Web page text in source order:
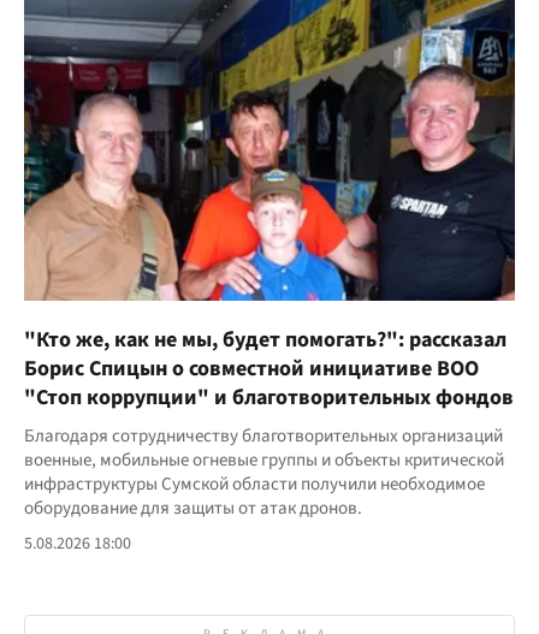
"Кто же, как не мы, будет помогать?": рассказал
Борис Спицын о совместной инициативе ВОО
"Стоп коррупции" и благотворительных фондов
Благодаря сотрудничеству благотворительных организаций
военные, мобильные огневые группы и объекты критической
инфраструктуры Сумской области получили необходимое
оборудование для защиты от атак дронов.
5.08.2026 18:00